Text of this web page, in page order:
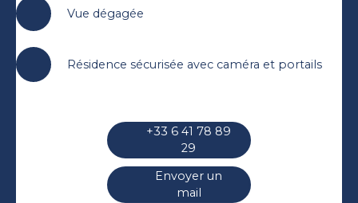
Vue dégagée
Résidence sécurisée avec caméra et portails
+33 6 41 78 89
29
Envoyer un
mail